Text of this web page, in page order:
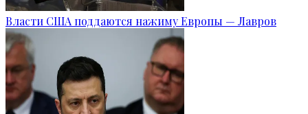
Власти США поддаются нажиму Европы — Лавров